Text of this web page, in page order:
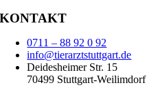
KONTAKT
0711 – 88 92 0 92
info@tierarztstuttgart.de
Deidesheimer Str. 15
70499 Stuttgart-Weilimdorf